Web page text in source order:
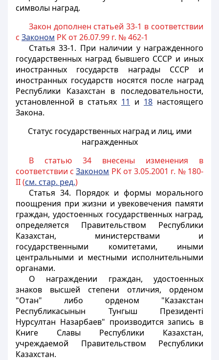
символы наград.
Закон дополнен статьей 33-1 в соответствии
с Законом РК от 26.07.99 г. № 462-1
Статья 33-1. При наличии у награжденного
государственных наград бывшего СССР и иных
иностранных государств награды СССР и
иностранных государств носятся после наград
Республики Казахстан в последовательности,
установленной в статьях 11 и 18 настоящего
Закона.
Статус государственных наград и лиц, ими
награжденных
В статью 34 внесены изменения в
соответствии сЗаконом РК от 3.05.2001 г. № 180-
II (см. стар. ред.)
Статья 34. Порядок и формы морального
поощрения при жизни и увековечения памяти
граждан, удостоенных государственных наград,
определяется Правительством Республики
Казахстан, министерствами и
государственными комитетами, иными
центральными и местными исполнительными
органами.
О награждении граждан, удостоенных
знаков высшей степени отличия, орденом
"Отан" либо орденом "Казакстан
Республикасынын Тунгыш Президентi
Нурсултан Назарбаев" производится запись в
Книге Славы Республики Казахстан,
учреждаемой Правительством Республики
Казахстан.